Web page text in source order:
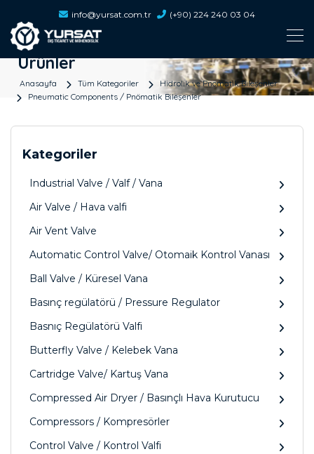
info@yursat.com.tr (+90) 224 240 03 04
Ürünler
Anasayfa Tüm Kategoriler
Hidrolik ve Pnömatik Bileşenler
Pneumatic Components / Pnömatik Bileşenler
Kategoriler
Industrial Valve / Valf / Vana
Air Valve / Hava valfi
Air Vent Valve
Automatic Control Valve/ Otomaik Kontrol Vanası
Ball Valve / Küresel Vana
Basınç regülatörü / Pressure Regulator
Basnıç Regülatörü Valfi
Butterfly Valve / Kelebek Vana
Cartridge Valve/ Kartuş Vana
Compressed Air Dryer / Basınçlı Hava Kurutucu
Compressors / Kompresörler
Control Valve / Kontrol Valfi